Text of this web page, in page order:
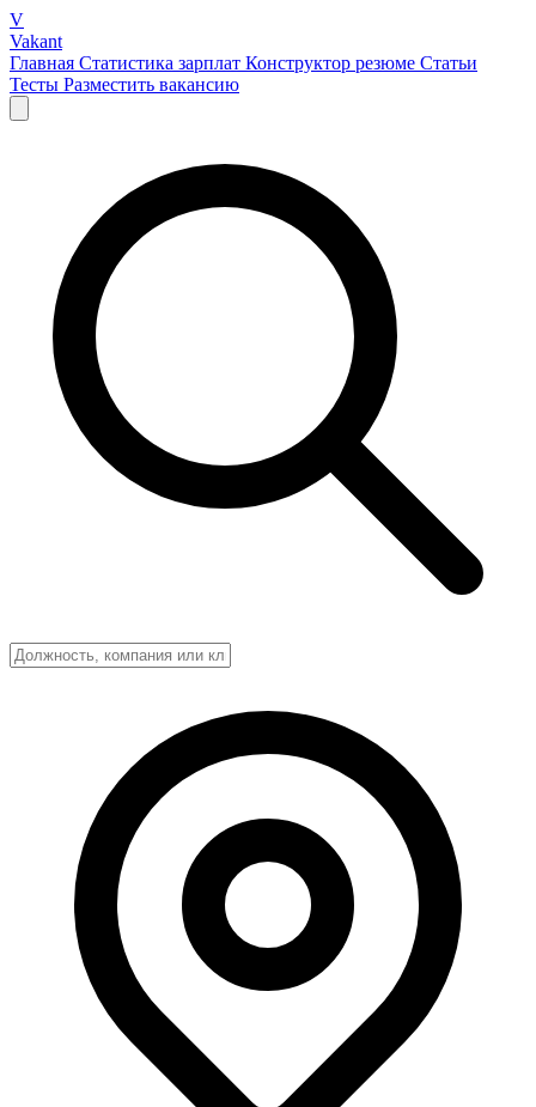
V
Vakant
Главная Статистика зарплат Конструктор резюме Статьи
Тесты Разместить вакансию